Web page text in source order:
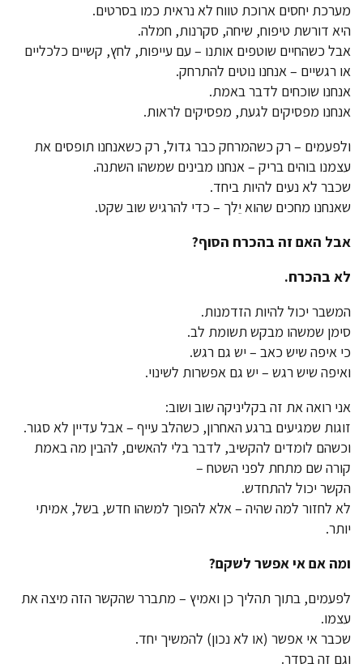
מערכת יחסים ארוכת טווח לא נראית כמו בסרטים.
היא דורשת טיפוח, שיחה, סקרנות, חמלה.
אבל כשהחיים שוטפים אותנו – עם עייפות, לחץ, קשיים כלכליים
או רגשיים – אנחנו נוטים להתרחק.
אנחנו שוכחים לדבר באמת.
אנחנו מפסיקים לגעת, מפסיקים לראות.
ולפעמים – רק כשהמרחק כבר גדול, רק כשאנחנו תופסים את
עצמנו בוהים בריק – אנחנו מבינים שמשהו השתנה.
שכבר לא נעים להיות ביחד.
שאנחנו מחכים שהוא יֵלך – כדי להרגיש שוב שקט.
אבל האם זה בהכרח הסוף?
לא בהכרח.
המשבר יכול להיות הזדמנות.
סימן שמשהו מבקש תשומת לב.
כי איפה שיש כאב – יש גם רגש.
ואיפה שיש רגש – יש גם אפשרות לשינוי.
אני רואה את זה בקליניקה שוב ושוב:
זוגות שמגיעים ברגע האחרון, כשהלב עייף – אבל עדיין לא סגור.
וכשהם לומדים להקשיב, לדבר בלי להאשים, להבין מה באמת
קורה שם מתחת לפני השטח –
הקשר יכול להתחדש.
לא לחזור למה שהיה – אלא להפוך למשהו חדש, בשל, אמיתי
יותר.
ומה אם אי אפשר לשקם?
לפעמים, בתוך תהליך כן ואמיץ – מתברר שהקשר הזה מיצה את
עצמו.
שכבר אי אפשר (או לא נכון) להמשיך יחד.
וגם זה בסדר.